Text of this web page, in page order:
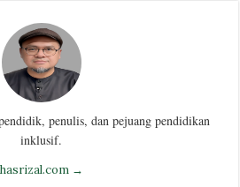
penulis, dan pejuang pendidikan
inklusif.
hasrizal.com →